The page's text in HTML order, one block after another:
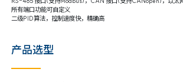
所有端口功能可自定义
二级PID算法，控制速度快，精确高
产品选型